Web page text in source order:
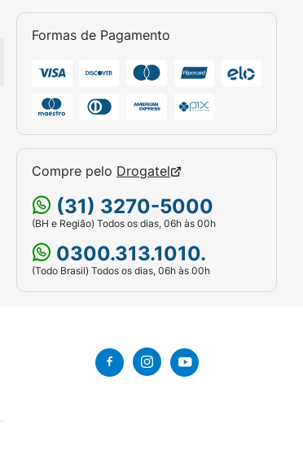
Formas de Pagamento
Compre pelo Drogatel
(31) 3270-5000
(BH e Região) Todos os dias, 06h às 00h
0300.313.1010.
(Todo Brasil) Todos os dias, 06h às 00h